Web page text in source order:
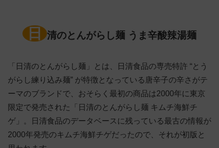
日 清のとんがらし麺 うま辛酸辣湯麺
「日清のとんがらし麺」とは、日清食品の専売特許 “とう
がらし練り込み麺” が特徴となっている唐辛子の辛さがテ
ーマのブランドで、おそらく最初の商品は2000年に東京
限定で発売された「日清のとんがらし麺 キムチ海鮮チ
ゲ」。日清食品のデータベースに残っている最古の情報が
2000年発売のキムチ海鮮チゲだったので、それが初版と